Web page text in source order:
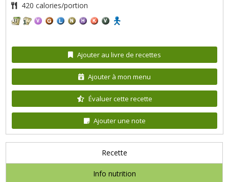
420 calories/portion
Ajouter au livre de recettes
Ajouter à mon menu
Évaluer cette recette
Ajouter une note
Recette
Info nutrition